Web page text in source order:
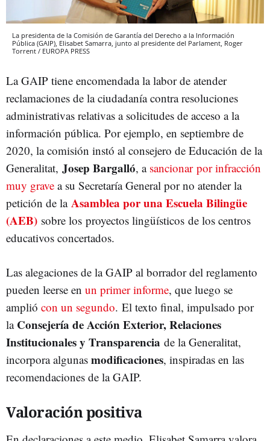
La presidenta de la Comisión de Garantía del Derecho a la Información
Pública (GAIP), Elisabet Samarra, junto al presidente del Parlament, Roger
Torrent / EUROPA PRESS
La GAIP tiene encomendada la labor de atender
reclamaciones de la ciudadanía contra resoluciones
administrativas relativas a solicitudes de acceso a la
información pública. Por ejemplo, en septiembre de
2020, la comisión instó al consejero de Educación de la
Generalitat, Josep Bargalló, a sancionar por infracción
muy grave a su Secretaría General por no atender la
petición de la Asamblea por una Escuela Bilingüe
(AEB) sobre los proyectos lingüísticos de los centros
educativos concertados.
Las alegaciones de la GAIP al borrador del reglamento
pueden leerse en un primer informe, que luego se
amplió con un segundo. El texto final, impulsado por
la Consejería de Acción Exterior, Relaciones
Institucionales y Transparencia de la Generalitat,
incorpora algunas modificaciones, inspiradas en las
recomendaciones de la GAIP.
Valoración positiva